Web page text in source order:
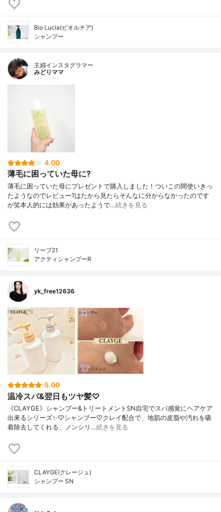
Bio Lucia(ビオルチア)
シャンプー
主婦インスタグラマー
みどりママ
4.00
薄毛に困っていた母に?
薄毛に困っていた母にプレゼントで購入しました！ついこの間使いきっ
たようなのでレビュー?はたから見たらそんなに分からなかったのです
が笑本人的には効果があったようで…続きを見る
リーブ21
アクティシャンプーR
yk_free12636
5.00
温冷スパ&翌日もツヤ髪♡
《CLAYGE》シャンプー&トリートメントSN自宅でスパ感覚にヘアケア
出来るシリーズ✨♡シャンプー♡クレイ配合で、地肌の皮脂や汚れを吸
着除去してくれる、ノンシリ…続きを見る
CLAYGE(クレージュ)
シャンプー SN